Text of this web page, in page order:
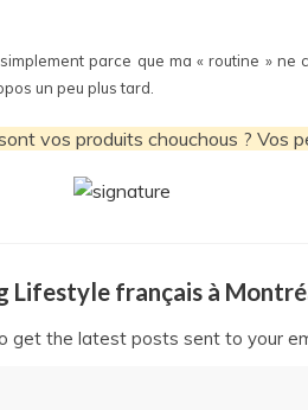
parce que ma « routine »
un peu plus tard.
vos produits chouchous ? Vos
Lifestyle français à
get the latest posts sent to your